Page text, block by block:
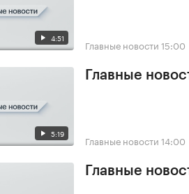
4:51 Главные новости 15:00
5:19
Главные
Главные новости 14:00
Главные